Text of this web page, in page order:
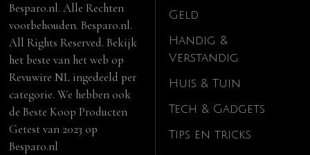
Besparo.nl. Alle Rechten
voorbehouden. Besparo.nl.
All Rights Reserved. Bekijk
het beste van het web op
Revuwire NL ingedeeld per
categorie. We hebben ook
deBeste Koop Producten
Getest van 2023 op
Besparo.nl
Geld
Handig &
Verstandig
Huis & Tuin
Tech & Gadgets
Tips en tricks